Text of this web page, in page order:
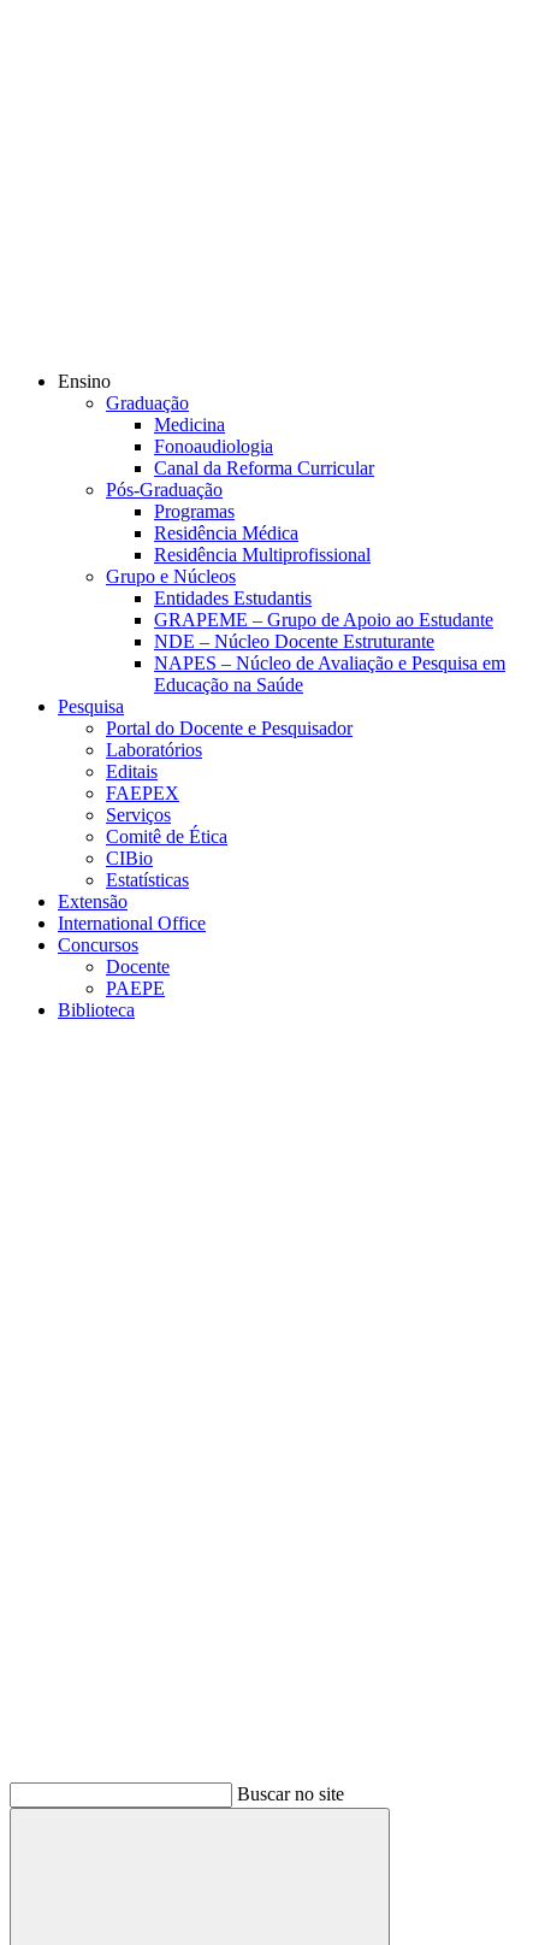
Ensino
Graduação
Medicina
Fonoaudiologia
Canal da Reforma Curricular
Pós-Graduação
Programas
Residência Médica
Residência Multiprofissional
Grupo e Núcleos
Entidades Estudantis
GRAPEME – Grupo de Apoio ao Estudante
NDE – Núcleo Docente Estruturante
NAPES – Núcleo de Avaliação e Pesquisa em
Educação na Saúde
Pesquisa
Portal do Docente e Pesquisador
Laboratórios
Editais
FAEPEX
Serviços
Comitê de Ética
CIBio
Estatísticas
Extensão
International Office
Concursos
Docente
PAEPE
Biblioteca
Buscar no site